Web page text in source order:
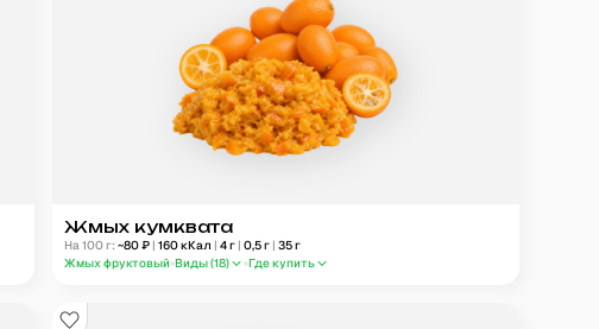
Жмых кумквата
На 100 г: ~80₽ | 160кКал | 4г | 0,5г | 35г
Жмых фруктовый Виды (18) Где купить